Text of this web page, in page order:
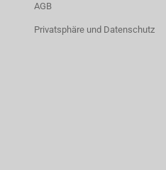
AGB
Privatsphäre und Datenschutz